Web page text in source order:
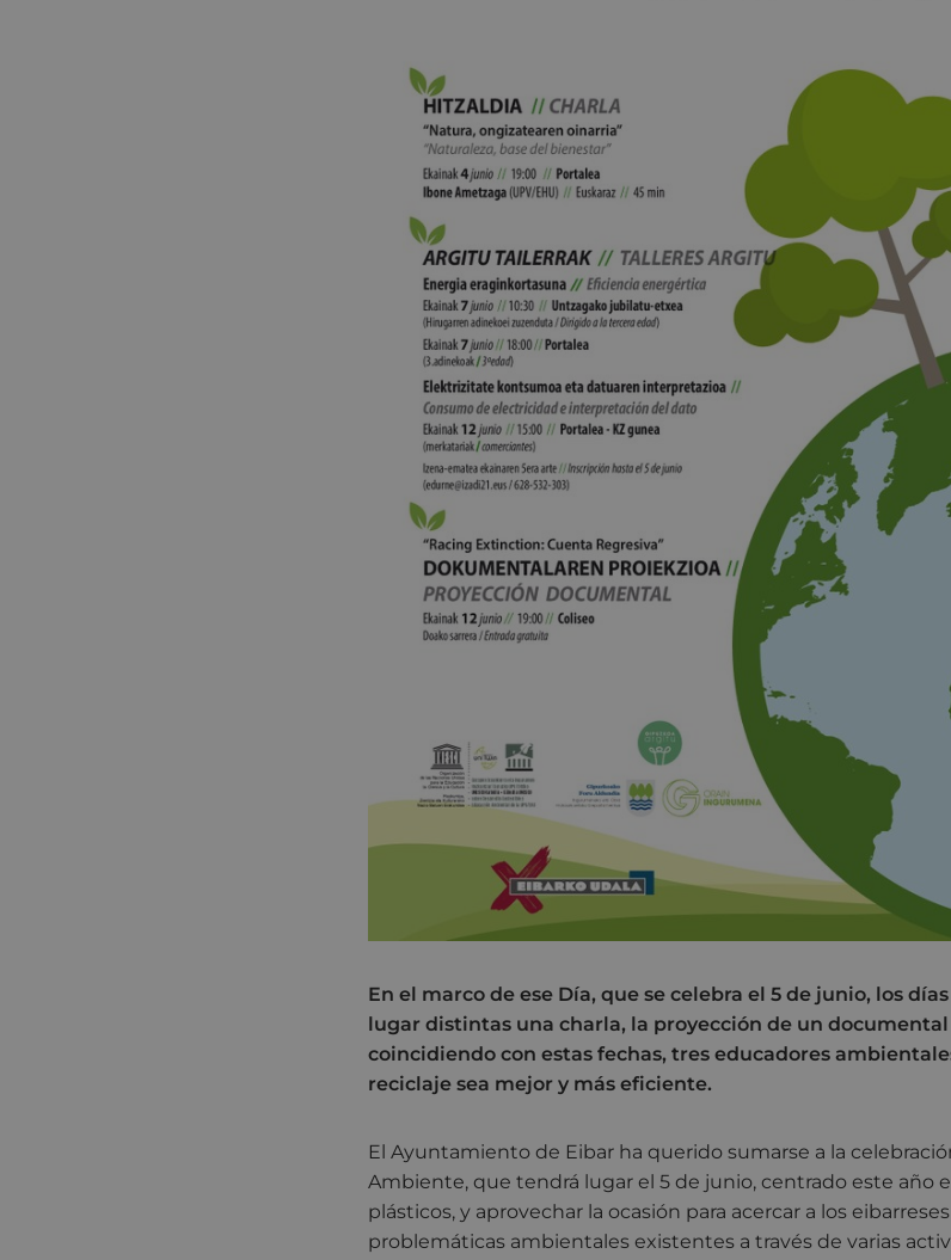
En el marco de ese Día, que se celebra el 5 de junio, los
lugar distintas una charla, la proyección de un
coincidiendo con estas fechas, tres educadores
reciclaje sea mejor y más eficiente.
El Ayuntamiento de Eibar ha querido sumarse a la
Ambiente, que tendrá lugar el 5 de junio, centrado este año
plásticos, y aprovechar la ocasión para acercar a los
problemáticas ambientales existentes a través de varias